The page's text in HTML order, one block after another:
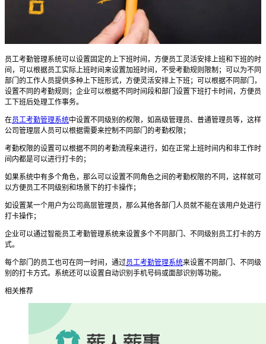
员工考勤管理系统可以设置固定的上下班时间，方便员工灵活安排上班和下班的时
间 ， 可以根据员工实际上班时间来设置加班时间，不受考勤规则限制；可以为不同
部门的工作人员提供多种上下班形式，方便灵活安排上下班；可以根据不同部门，
设置不同的考勤规则 ； 企业可以根据不同时间段和部门设置下班打卡时间，方便员
工下班后处理工作事务。
在员工考勤管理系统中设置不同级别的权限，如高级管理员、普通管理员等，这样
公司管理层人员可以根据需要来控制不同部门的考勤权限；
考勤权限的设置可以根据不同的考勤流程来进行，如在正常上班时间内和非工作时
间内都是可以进行打卡的；
如果系统中有多个角色，那么可以设置不同角色之间的考勤权限的不同，这样就可
以方便员工不同级别和场景下的打卡操作；
如设置某一个用户为公司高层管理员，那么其他各部门人员就不能在该用户处进行
打卡操作；
企业可以通过智能员工考勤管理系统来设置多个不同部门、不同级别员工打卡的方
式。
每个部门的员工也可在同一时间，通过员工考勤管理系统来设置不同部门、不同级
别的打卡方式。系统还可以设置自动识别手机号码或面部识别等功能。
相关推荐